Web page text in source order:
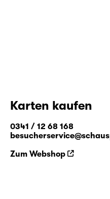
Karten kaufen
0341 / 12 68 168
Zum Webshop